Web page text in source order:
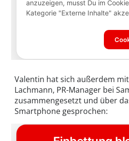
Valentin hat sich außerdem
Lachmann, PR-Manager bei
zusammengesetzt und über
Smartphone gesprochen: